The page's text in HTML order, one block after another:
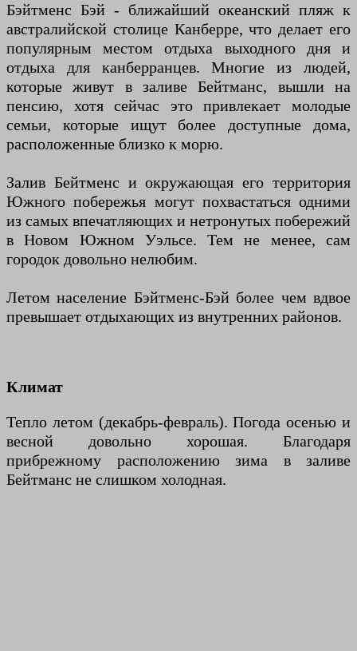
Бэйтменс Бэй - ближайший океанский пляж к
австралийской столице Канберре, что делает его
популярным местом отдыха выходного дня и
отдыха для канберранцев. Многие из людей,
которые живут в заливе Бейтманс, вышли на
пенсию, хотя сейчас это привлекает молодые
семьи, которые ищут более доступные дома,
расположенные близко к морю.
Залив Бейтменс и окружающая его территория
Южного побережья могут похвастаться одними
из самых впечатляющих и нетронутых побережий
в Новом Южном Уэльсе. Тем не менее, сам
городок довольно нелюбим.
Летом население Бэйтменс-Бэй более чем вдвое
превышает отдыхающих из внутренних районов.
Климат
Тепло летом (декабрь-февраль). Погода осенью и
весной довольно хорошая. Благодаря
прибрежному расположению зима в заливе
Бейтманс не слишком холодная.